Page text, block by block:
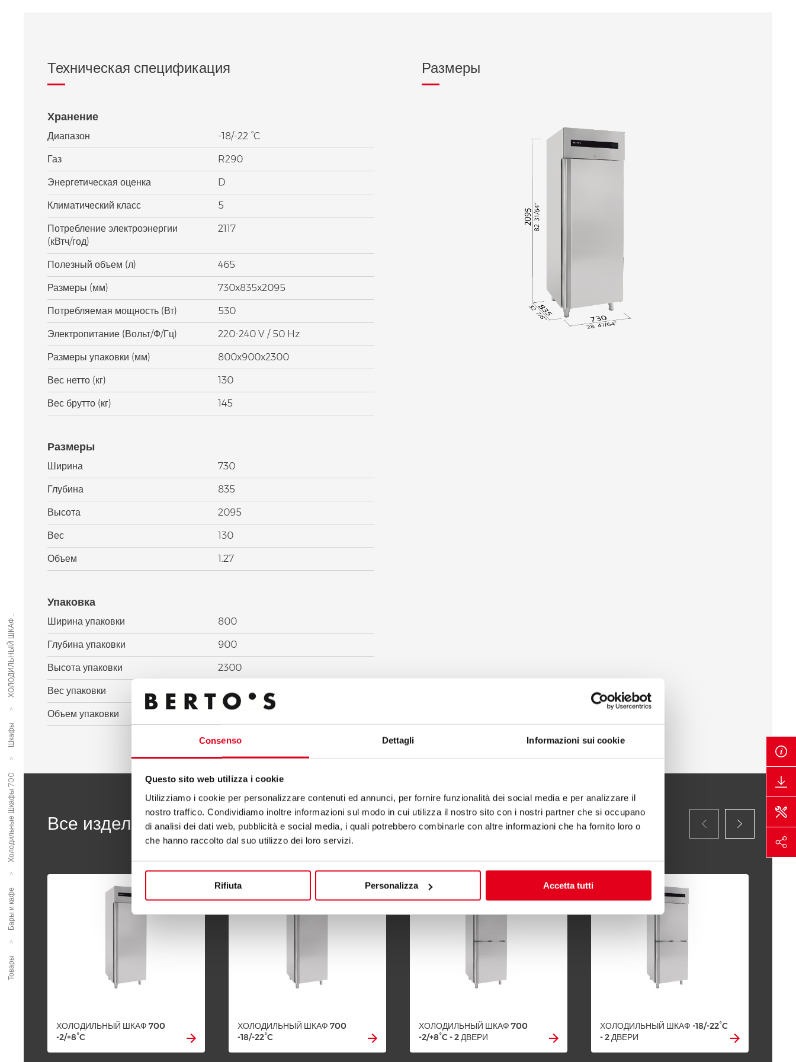
Consenso Dettagli Informazioni sui cookie
Questo sito web utilizza i cookie
Utilizziamo i cookie per personalizzare contenuti ed annunci, per fornire funzionalità dei social media e per analizzare il
nostro traffico. Condividiamo inoltre informazioni sul modo in cui utilizza il nostro sito con i nostri partner che si occupano
di analisi dei dati web, pubblicità e social media, i quali potrebbero combinarle con altre informazioni che ha fornito loro o
che hanno raccolto dal suo utilizzo dei loro servizi.
Rifiuta Personalizza Accetta tutti
Товары
Бары и кафе
Холодильные Шкафы 700
Шкафы
ХОЛОДИЛЬНЫЙ ШКАФ ...
Техническая спецификация
Хранение
Диапазон -18/-22 °C
Газ R290
Энергетическая оценка D
Климатический класс 5
Потребление электроэнергии
(кВтч/год)
2117
Полезный объем (л) 465
Размеры (мм) 730x835x2095
Потребляемая мощность (Вт) 530
Электропитание (Вольт/Ф/Гц) 220-240 V / 50 Hz
Размеры упаковки (мм) 800x900x2300
Вес нетто (кг) 130
Вес брутто (кг) 145
Размеры
Ширина 730
Глубина 835
Высота 2095
Вес 130
Объем 1.27
Упаковка
Ширина упаковки 800
Глубина упаковки 900
Высота упаковки 2300
Вес упаковки 145
Объем упаковки 1.65
Размеры
Все изделия линейки Шкафы
ХОЛОДИЛЬНЫЙ ШКАФ 700
-2/+8°C
ХОЛОДИЛЬНЫЙ ШКАФ 700
-18/-22°C
ХОЛОДИЛЬНЫЙ ШКАФ 700
-2/+8°C - 2 ДВЕРИ
ХОЛОДИЛЬНЫЙ ШКАФ -18/-22°C
- 2 ДВЕРИ